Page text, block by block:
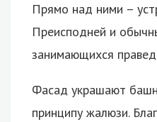
Прямо над ними –
Преисподней и
занимающихся
Фасад украшают
принципу жалюзи.